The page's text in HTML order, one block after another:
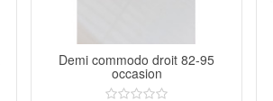
Demi commodo droit 82-95
occasion